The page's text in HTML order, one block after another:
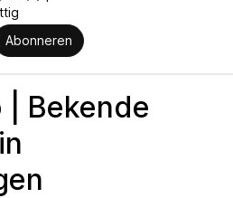
Abonneren
Bekende